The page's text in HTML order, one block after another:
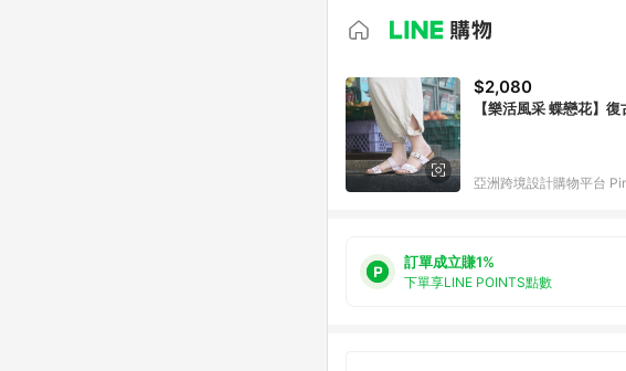
$2,080
【樂活風采
亞洲跨境設計購物平台
訂單成立賺1%
下單享LINE POINTS點數